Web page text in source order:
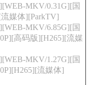
MKV/0.31G][国
媒体][ParkTV]
MKV/6.85G][国
高码版][H265][流媒
MKV/1.27G][国
流媒体]